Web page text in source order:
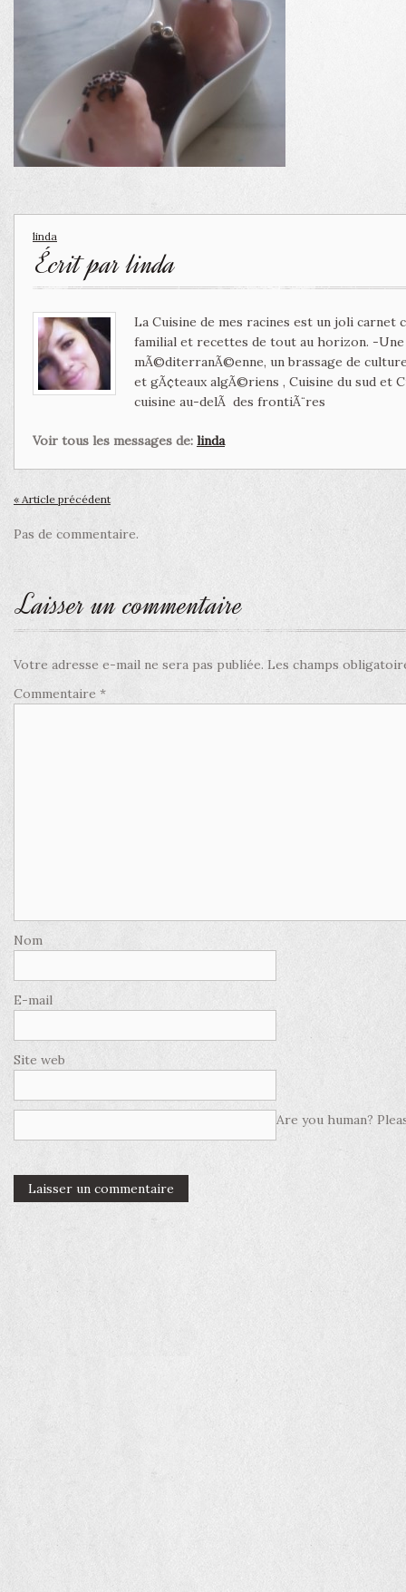
linda
Écrit parlinda
La Cuisine de mes racines est un joli
familial et recettes de tout au horizon. -
mÃ©diterranÃ©enne, un brassage de
et gÃ¢teaux algÃ©riens , Cuisine du sud et
cuisine au-delÃ des frontiÃ¨res
Voir tous les messages de: linda
« Article précédent
Pas de commentaire.
Laisser un commentaire
Votre adresse e-mail ne sera pas publiée. Les champs
Commentaire *
Nom
E-mail
Site web
Are you human?